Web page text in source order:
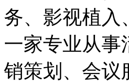
务、影视植入
一家专业从事
销策划、会议